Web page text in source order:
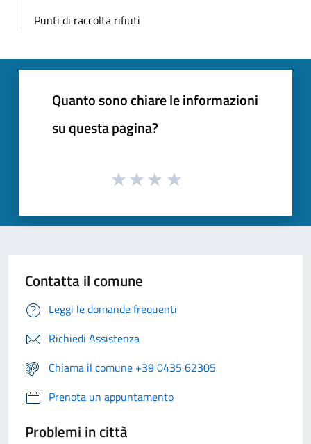
Punti di raccolta rifiuti
Quanto sono chiare le informazioni
su questa pagina?
Contatta il comune
Leggi le domande frequenti
Richiedi Assistenza
Chiama il comune +39 0435 62305
Prenota un appuntamento
Problemi in città